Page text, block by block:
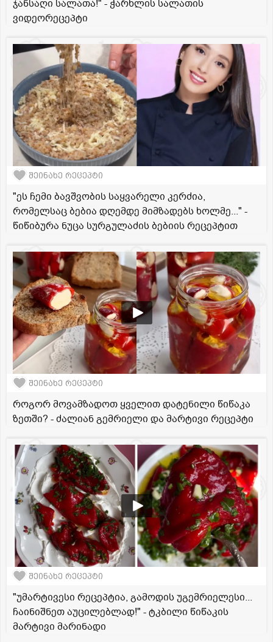
ჯანსაღი სალათა!" - ჭარხლის სალათის
ვიდეორეცეპტი
შეინახე რეცეპტი
"ეს ჩემი ბავშვობის საყვარელი კერძია,
რომელსაც ბებია დღემდე მიმზადებს ხოლმე..." -
წიწიბურა ნუცა სურგულაძის ბებიის რეცეპტით
შეინახე რეცეპტი
როგორ მოვამზადოთ ყველით დატენილი წიწაკა
ზეთში? - ძალიან გემრიელი და მარტივი რეცეპტი
შეინახე რეცეპტი
"უმარტივესი რეცეპტია, გამოდის უგემრიელესი...
ჩაინიშნეთ აუცილებლად!" - ტკბილი წიწაკის
მარტივი მარინადი